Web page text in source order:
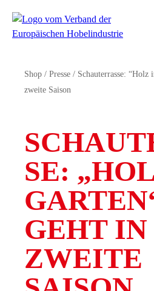
Shop / Presse / Schauterrasse:
zweite Saison
SE:
GEHT
ZWEITE